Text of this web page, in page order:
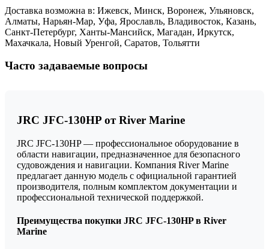
Доставка возможна в: Ижевск, Минск, Воронеж, Ульяновск,
Алматы, Нарьян-Мар, Уфа, Ярославль, Владивосток, Казань,
Санкт-Петербург, Ханты-Мансийск, Магадан, Иркутск,
Махачкала, Новый Уренгой, Саратов, Тольятти
Часто задаваемые вопросы
JRC JFC-130HP от River Marine
JRC JFC-130HP — профессиональное оборудование в
области навигации, предназначенное для безопасного
судовождения и навигации. Компания River Marine
предлагает данную модель с официальной гарантией
производителя, полным комплектом документации и
профессиональной технической поддержкой.
Преимущества покупки JRC JFC-130HP в River
Marine